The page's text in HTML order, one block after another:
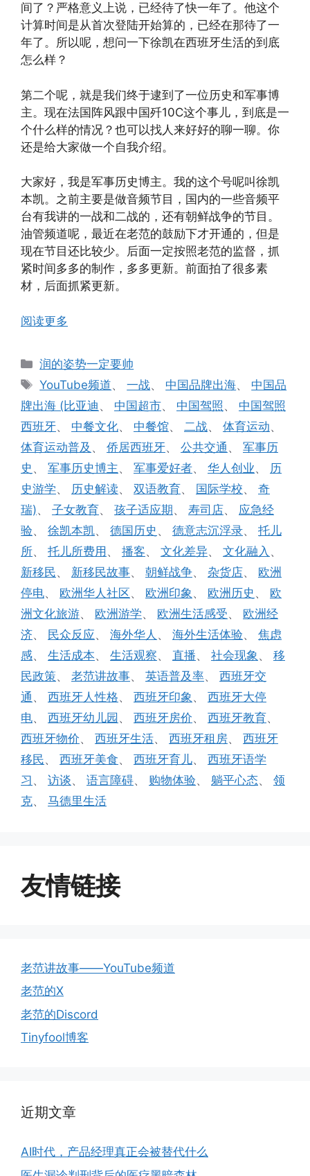
间了？严格意义上说，已经待了快一年了。他这个
计算时间是从首次登陆开始算的，已经在那待了一
年了。所以呢，想问一下徐凯在西班牙生活的到底
怎么样？
第二个呢，就是我们终于逮到了一位历史和军事博
主。现在法国阵风跟中国歼10C这个事儿，到底是一
个什么样的情况？也可以找人来好好的聊一聊。你
还是给大家做一个自我介绍。
大家好，我是军事历史博主。我的这个号呢叫徐凯
本凯。之前主要是做音频节目，国内的一些音频平
台有我讲的一战和二战的，还有朝鲜战争的节目。
油管频道呢，最近在老范的鼓励下才开通的，但是
现在节目还比较少。后面一定按照老范的监督，抓
紧时间多多的制作，多多更新。前面拍了很多素
材，后面抓紧更新。
阅读更多
分
类
润的姿势一定要帅
标
签
YouTube频道、一战、 中国品牌出海、 中国品
牌出海 (比亚迪 、 中国超市、 中国驾照 、 中国驾照
西班牙、 中餐文化、 中餐馆、 二战、 体育运动、
体育运动普及 、 侨居西班牙、 公共交通 、 军事历
史 、 军事历史博主、 军事爱好者、 华人创业、 历
史游学、 历史解读、 双语教育、 国际学校、 奇
瑞)、 子女教育、 孩子适应期、 寿司店、 应急经
验、 徐凯本凯、 德国历史 、 德意志沉浮录、 托儿
所、 托儿所费用 、 播客、 文化差异、 文化融入 、
新移民、 新移民故事、 朝鲜战争、 杂货店、 欧洲
停电、 欧洲华人社区、 欧洲印象 、 欧洲历史 、 欧
洲文化旅游、 欧洲游学、 欧洲生活感受、 欧洲经
济、 民众反应、 海外华人 、 海外生活体验、 焦虑
感、 生活成本、 生活观察、 直播、 社会现象 、 移
民政策、 老范讲故事、 英语普及率、 西班牙交
通 、 西班牙人性格、 西班牙印象 、 西班牙大停
电、 西班牙幼儿园 、 西班牙房价、 西班牙教育、
西班牙物价、 西班牙生活、 西班牙租房、 西班牙
移民、 西班牙美食、 西班牙育儿、 西班牙语学
习 、 访谈、 语言障碍、 购物体验、 躺平心态、 领
克、 马德里生活
友情链接
老范讲故事——YouTube频道
老范的X
老范的Discord
Tinyfool博客
近期文章
AI时代，产品经理真正会被替代什么